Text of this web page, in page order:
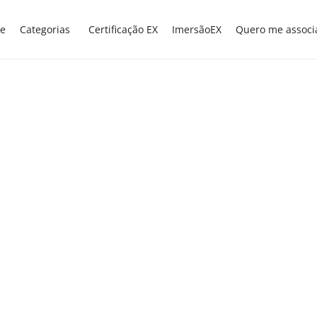
Categorias Certificação EX ImersãoEX Quero me